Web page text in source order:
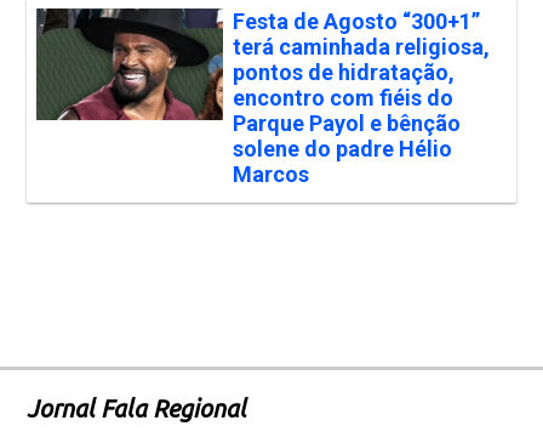
Festa de Agosto “300+1”
terá caminhada religiosa,
pontos de hidratação,
encontro com fiéis do
Parque Payol e bênção
solene do padre Hélio
Marcos
Jornal Fala Regional